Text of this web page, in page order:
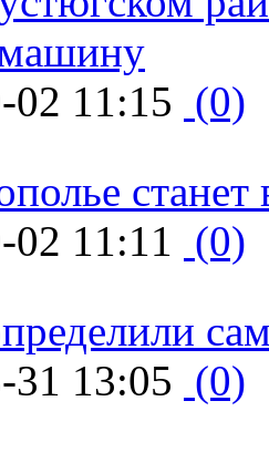
02 11:15 (0)
02 11:11 (0)
31 13:05 (0)